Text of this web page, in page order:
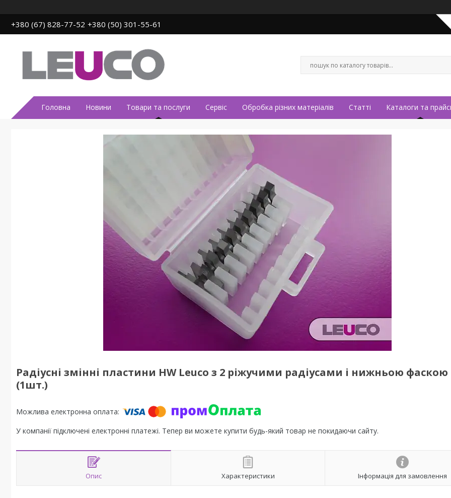
+380 (67) 828-77-52 +380 (50) 301-55-61
Головна Новини Товари та послуги Сервіс Обробка різних матеріалів Статті Каталоги та
Радіусні змінні пластини HW Leuco з 2 ріжучими радіусами і нижньою фаскою
(1шт.)
У компанії підключені електронні платежі. Тепер ви можете купити будь-який товар не покидаючи сайту.
Опис Характеристики Інформація для замовлення